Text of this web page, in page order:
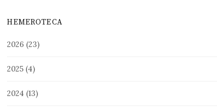
HEMEROTECA
2026 (23)
2025 (4)
2024 (13)